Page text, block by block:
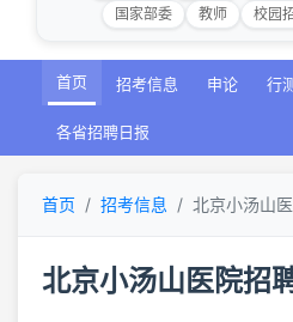
国家部委
教师 校园
首页 招考信息 申论 行
各省招聘日报
首页 招考信息 北京小汤山
北京小汤山医院招